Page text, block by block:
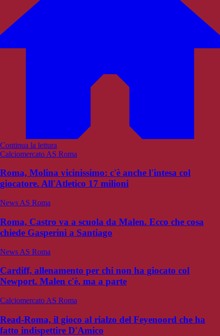
Continua la lettura
Calciomercato AS Roma
Roma, Molina vicinissimo: c'è anche l'intesa col
giocatore. All'Atletico 17 milioni
News AS Roma
Roma, Castro va a scuola da Malen. Ecco che cosa
chiede Gasperini a Santiago
News AS Roma
Cardiff, allenamento per chi non ha giocato col
Newport. Malen c'è, ma a parte
Calciomercato AS Roma
Read-Roma, il gioco al rialzo del Feyenoord che ha
fatto indispettire D'Amico